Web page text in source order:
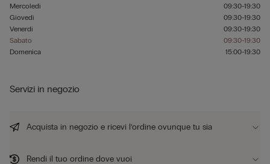
Mercoledì
09:30-19:30
Giovedì
09:30-19:30
Venerdì
09:30-19:30
Sabato
09:30-19:30
Domenica
15:00-19:30
Servizi in negozio
Acquista in negozio e ricevi l’ordine ovunque tu sia
Rendi il tuo ordine dove vuoi